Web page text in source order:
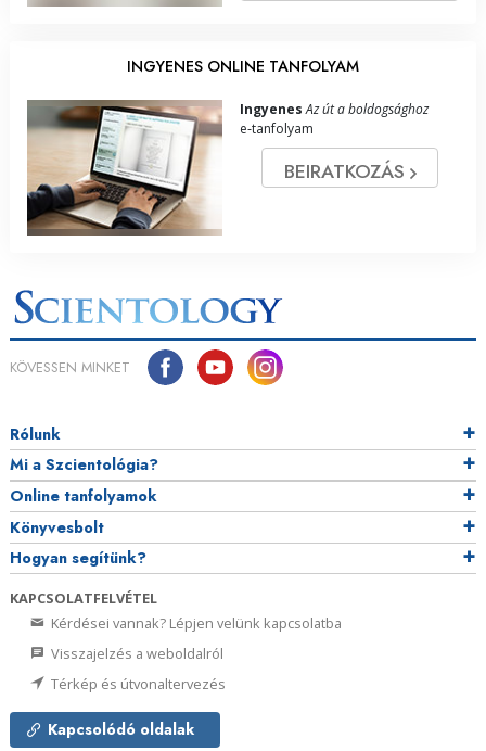
INGYENES ONLINE TANFOLYAM
Ingyenes Az út a boldogsághoz
e‑tanfolyam
BEIRATKOZÁS
KÖVESSEN MINKET
Rólunk
Mi a Szcientológia?
Online tanfolyamok
Könyvesbolt
Hogyan segítünk?
KAPCSOLATFELVÉTEL
Kérdései vannak? Lépjen velünk kapcsolatba
Visszajelzés a weboldalról
Térkép és útvonaltervezés
Kapcsolódó oldalak